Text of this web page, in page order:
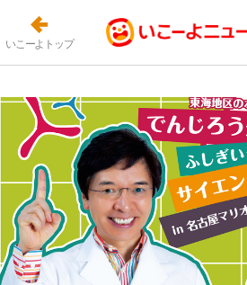
いこーよトップ